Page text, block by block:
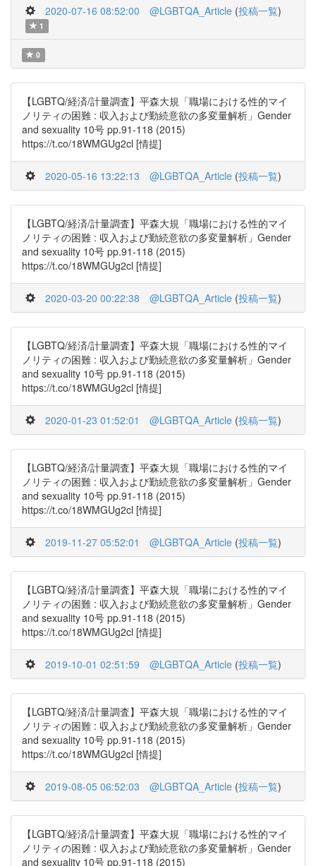
2020-07-16 08:52:00 @LGBTQA_Article (投稿一覧)
1
0
【LGBTQ/経済/計量調査】平森大規「職場における性的マイ
ノリティの困難 : 収入および勤続意欲の多変量解析」Gender
and sexuality 10号 pp.91-118 (2015)
https://t.co/18WMGUg2cl [情提]
2020-05-16 13:22:13 @LGBTQA_Article (投稿一覧)
【LGBTQ/経済/計量調査】平森大規「職場における性的マイ
ノリティの困難 : 収入および勤続意欲の多変量解析」Gender
and sexuality 10号 pp.91-118 (2015)
https://t.co/18WMGUg2cl [情提]
2020-03-20 00:22:38 @LGBTQA_Article (投稿一覧)
【LGBTQ/経済/計量調査】平森大規「職場における性的マイ
ノリティの困難 : 収入および勤続意欲の多変量解析」Gender
and sexuality 10号 pp.91-118 (2015)
https://t.co/18WMGUg2cl [情提]
2020-01-23 01:52:01 @LGBTQA_Article (投稿一覧)
【LGBTQ/経済/計量調査】平森大規「職場における性的マイ
ノリティの困難 : 収入および勤続意欲の多変量解析」Gender
and sexuality 10号 pp.91-118 (2015)
https://t.co/18WMGUg2cl [情提]
2019-11-27 05:52:01 @LGBTQA_Article (投稿一覧)
【LGBTQ/経済/計量調査】平森大規「職場における性的マイ
ノリティの困難 : 収入および勤続意欲の多変量解析」Gender
and sexuality 10号 pp.91-118 (2015)
https://t.co/18WMGUg2cl [情提]
2019-10-01 02:51:59 @LGBTQA_Article (投稿一覧)
【LGBTQ/経済/計量調査】平森大規「職場における性的マイ
ノリティの困難 : 収入および勤続意欲の多変量解析」Gender
and sexuality 10号 pp.91-118 (2015)
https://t.co/18WMGUg2cl [情提]
2019-08-05 06:52:03 @LGBTQA_Article (投稿一覧)
【LGBTQ/経済/計量調査】平森大規「職場における性的マイ
ノリティの困難 : 収入および勤続意欲の多変量解析」Gender
and sexuality 10号 pp.91-118 (2015)